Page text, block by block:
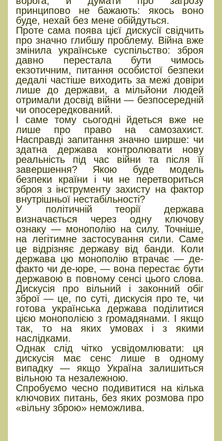
принципово не бажають: якось воно
буде, нехай без мене обійдуться.
Проте сама поява цієї дискусії свідчить
про значно глибшу проблему. Війна вже
змінила українське суспільство: зброя
давно перестала бути чимось
екзотичним, питання особистої безпеки
дедалі частіше виходить за межі довіри
лише до держави, а мільйони людей
отримали досвід війни — безпосередній
чи опосередкований.
І саме тому сьогодні йдеться вже не
лише про право на самозахист.
Насправді запитання значно ширше: чи
здатна держава контролювати нову
реальність під час війни та після її
завершення? Якою буде модель
безпеки країни і чи не перетвориться
зброя з інструменту захисту на фактор
внутрішньої нестабільності?
У політичній теорії держава
визначається через одну ключову
ознаку — монополію на силу. Точніше,
на легітимне застосування сили. Саме
це відрізняє державу від банди. Коли
держава цю монополію втрачає — де-
факто чи де-юре, — вона перестає бути
державою в повному сенсі цього слова.
Дискусія про вільний і законний обіг
зброї — це, по суті, дискусія про те, чи
готова українська держава поділитися
цією монополією з громадянами. І якщо
так, то на яких умовах і з якими
наслідками.
Однак слід чітко усвідомлювати: ця
дискусія має сенс лише в одному
випадку — якщо Україна залишиться
вільною та незалежною.
Спробуємо чесно подивитися на кілька
ключових питань, без яких розмова про
«вільну зброю» неможлива.